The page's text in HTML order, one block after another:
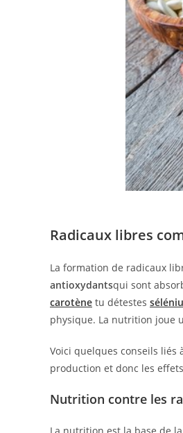
Radicaux libres
La formation de radicaux
antioxydantsqui sont
carotène tu détestes
physique. La nutrition joue
Voici quelques conseils
production et donc les
Nutrition contre les